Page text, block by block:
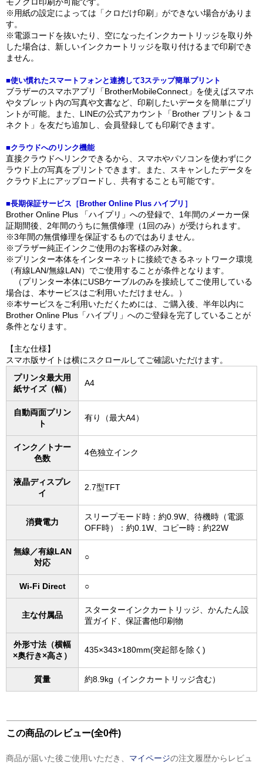
※用紙の設定によっては「クロだけ印刷」ができない場合がありま
す。
※電源コードを抜いたり、空になったインクカートリッジを取り外
した場合は、新しいインクカートリッジを取り付けるまで印刷でき
ません。
■使い慣れたスマートフォンと連携して3ステップ簡単プリント
ブラザーのスマホアプリ「BrotherMobileConnect」を使えばスマホ
やタブレット内の写真や文書など、印刷したいデータを簡単にプリ
ントが可能。また、LINEの公式アカウント「Brother プリント＆コ
ネクト」を友だち追加し、会員登録しても印刷できます。
■クラウドへのリンク機能
直接クラウドへリンクできるから、スマホやパソコンを使わずにク
ラウド上の写真をプリントできます。また、スキャンしたデータを
クラウド上にアップロードし、共有することも可能です。
■長期保証サービス［Brother Online Plus ハイプリ］
Brother Online Plus 「ハイプリ」への登録で、1年間のメーカー保
証期間後、2年間のうちに無償修理（1回のみ）が受けられます。
※3年間の無償修理を保証するものではありません。
※ブラザー純正インクご使用のお客様のみ対象。
※プリンター本体をインターネットに接続できるネットワーク環境
（有線LAN/無線LAN）でご使用することが条件となります。
（プリンター本体にUSBケーブルのみを接続してご使用している
場合は、本サービスはご利用いただけません。）
※本サービスをご利用いただくためには、ご購入後、半年以内に
Brother Online Plus「ハイプリ」へのご登録を完了していることが
条件となります。
【主な仕様】
スマホ版サイトは横にスクロールしてご確認いただけます。
プリンタ最大用
紙サイズ（幅）
A4
自動両面プリン
ト
有り（最大A4）
インク／トナー
色数
4色独立インク
液晶ディスプレ
イ
2.7型TFT
消費電力
スリープモード時：約0.9W、待機時（電源
OFF時）：約0.1W、コピー時：約22W
無線／有線LAN
対応
○
Wi-Fi Direct ○
主な付属品
スターターインクカートリッジ、かんたん設
置ガイド、保証書他印刷物
外形寸法（横幅
×奥行き×高さ）
435×343×180mm(突起部を除く)
質量 約8.9kg（インクカートリッジ含む）
この商品のレビュー(全0件)
商品が届いた後ご使用いただき、 マイページの注文履歴からレビュ